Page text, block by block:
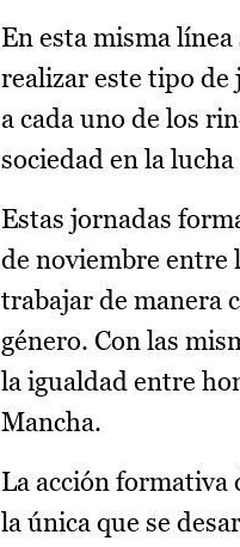
En esta misma
realizar este tipo de
a cada uno de los
sociedad en la
Estas jornadas
de noviembre entre
trabajar de manera
género. Con las
la igualdad entre
Mancha.
La acción formativa
la única que se